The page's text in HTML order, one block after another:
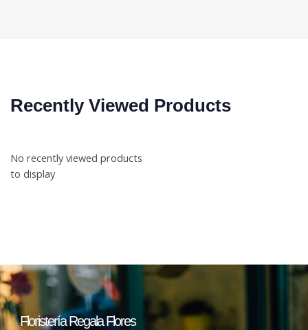
Recently Viewed Products
No recently viewed products
to display
Floristería Regala Flores